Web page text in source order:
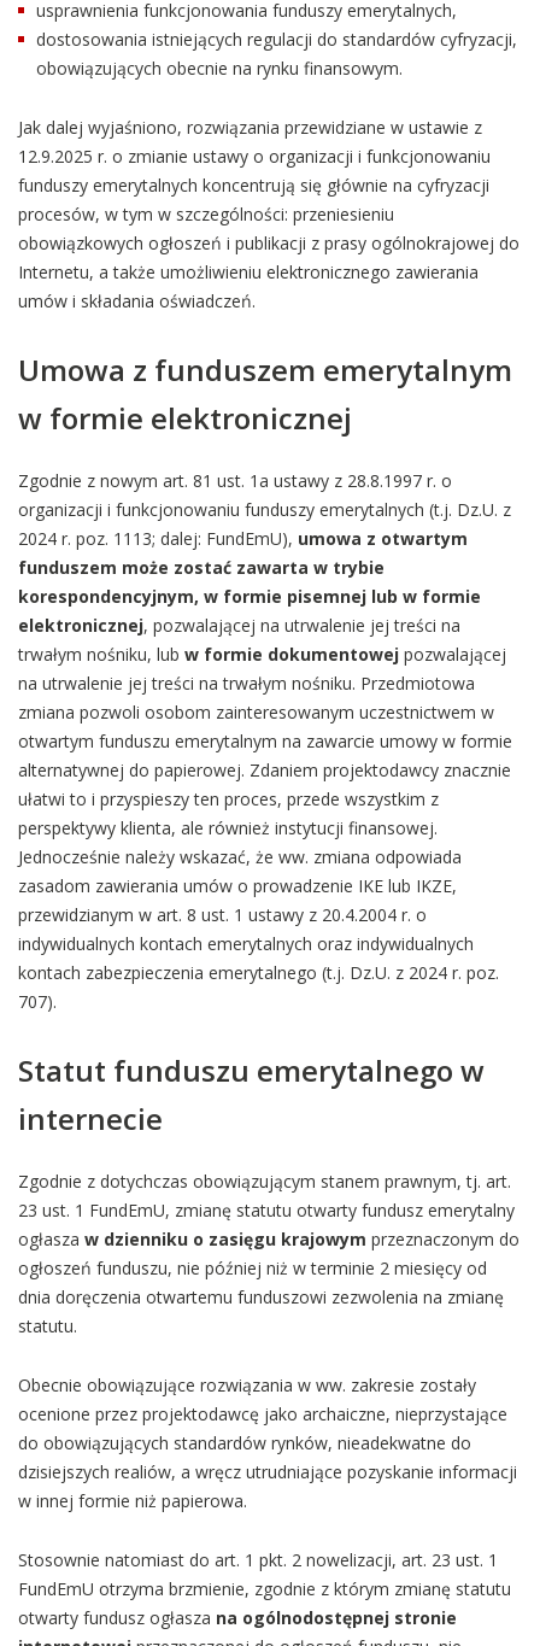
usprawnienia funkcjonowania funduszy emerytalnych,
dostosowania istniejących regulacji do standardów cyfryzacji,
obowiązujących obecnie na rynku finansowym.
Jak dalej wyjaśniono, rozwiązania przewidziane w ustawie z
12.9.2025 r. o zmianie ustawy o organizacji i funkcjonowaniu
funduszy emerytalnych koncentrują się głównie na cyfryzacji
procesów, w tym w szczególności: przeniesieniu
obowiązkowych ogłoszeń i publikacji z prasy ogólnokrajowej do
Internetu, a także umożliwieniu elektronicznego zawierania
umów i składania oświadczeń.
Umowa z funduszem emerytalnym
w formie elektronicznej
Zgodnie z nowym art. 81 ust. 1a ustawy z 28.8.1997 r. o
organizacji i funkcjonowaniu funduszy emerytalnych (t.j. Dz.U. z
2024 r. poz. 1113; dalej: FundEmU), umowa z otwartym
funduszem może zostać zawarta w trybie
korespondencyjnym, w formie pisemnej lub w formie
elektronicznej, pozwalającej na utrwalenie jej treści na
trwałym nośniku, lub w formie dokumentowej pozwalającej
na utrwalenie jej treści na trwałym nośniku. Przedmiotowa
zmiana pozwoli osobom zainteresowanym uczestnictwem w
otwartym funduszu emerytalnym na zawarcie umowy w formie
alternatywnej do papierowej. Zdaniem projektodawcy znacznie
ułatwi to i przyspieszy ten proces, przede wszystkim z
perspektywy klienta, ale również instytucji finansowej.
Jednocześnie należy wskazać, że ww. zmiana odpowiada
zasadom zawierania umów o prowadzenie IKE lub IKZE,
przewidzianym w art. 8 ust. 1 ustawy z 20.4.2004 r. o
indywidualnych kontach emerytalnych oraz indywidualnych
kontach zabezpieczenia emerytalnego (t.j. Dz.U. z 2024 r. poz.
707).
Statut funduszu emerytalnego w
internecie
Zgodnie z dotychczas obowiązującym stanem prawnym, tj. art.
23 ust. 1 FundEmU, zmianę statutu otwarty fundusz emerytalny
ogłasza w dzienniku o zasięgu krajowym przeznaczonym do
ogłoszeń funduszu, nie później niż w terminie 2 miesięcy od
dnia doręczenia otwartemu funduszowi zezwolenia na zmianę
statutu.
Obecnie obowiązujące rozwiązania w ww. zakresie zostały
ocenione przez projektodawcę jako archaiczne, nieprzystające
do obowiązujących standardów rynków, nieadekwatne do
dzisiejszych realiów, a wręcz utrudniające pozyskanie informacji
w innej formie niż papierowa.
Stosownie natomiast do art. 1 pkt. 2 nowelizacji, art. 23 ust. 1
FundEmU otrzyma brzmienie, zgodnie z którym zmianę statutu
otwarty fundusz ogłasza na ogólnodostępnej stronie